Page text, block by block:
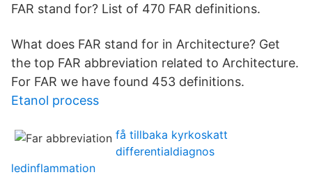
FAR stand for? List of 470 FAR definitions.
What does FAR stand for in Architecture? Get
the top FAR abbreviation related to Architecture.
For FAR we have found 453 definitions.
Etanol process
få tillbaka kyrkoskatt
differentialdiagnos
ledinflammation